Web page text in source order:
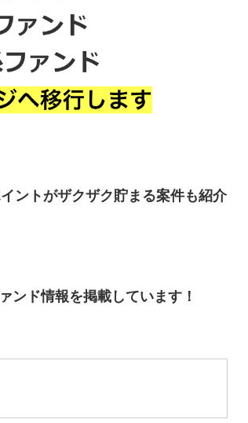
ントがザクザク貯まる案件も紹介
ンド情報を掲載しています！